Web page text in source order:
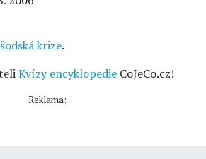
krize.
Kvízy encyklopedie CoJeCo.cz!
Reklama: